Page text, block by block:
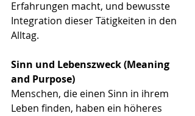
Erfahrungen macht, und bewusste
Integration dieser Tätigkeiten in den
Alltag.
Sinn und Lebenszweck (Meaning
and Purpose)
Menschen, die einen Sinn in ihrem
Leben finden, haben ein höheres